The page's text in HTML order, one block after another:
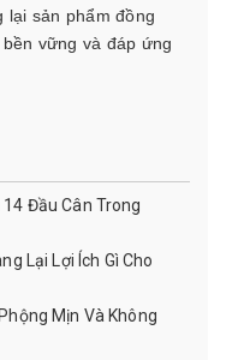
lại sản phẩm đồng
vững và đáp ứng
Đầu Cân Trong
Lại Lợi Ích Gì Cho
Mịn Và Không